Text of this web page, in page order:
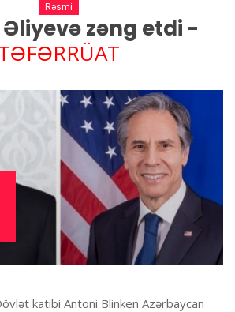
Rəsmi
zəng etdi -
katibi Antoni Blinken Azərbaycan